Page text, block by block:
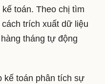
toán. Theo chị tìm
trích xuất dữ liệu
tháng tự động
kế toán phân tích sự